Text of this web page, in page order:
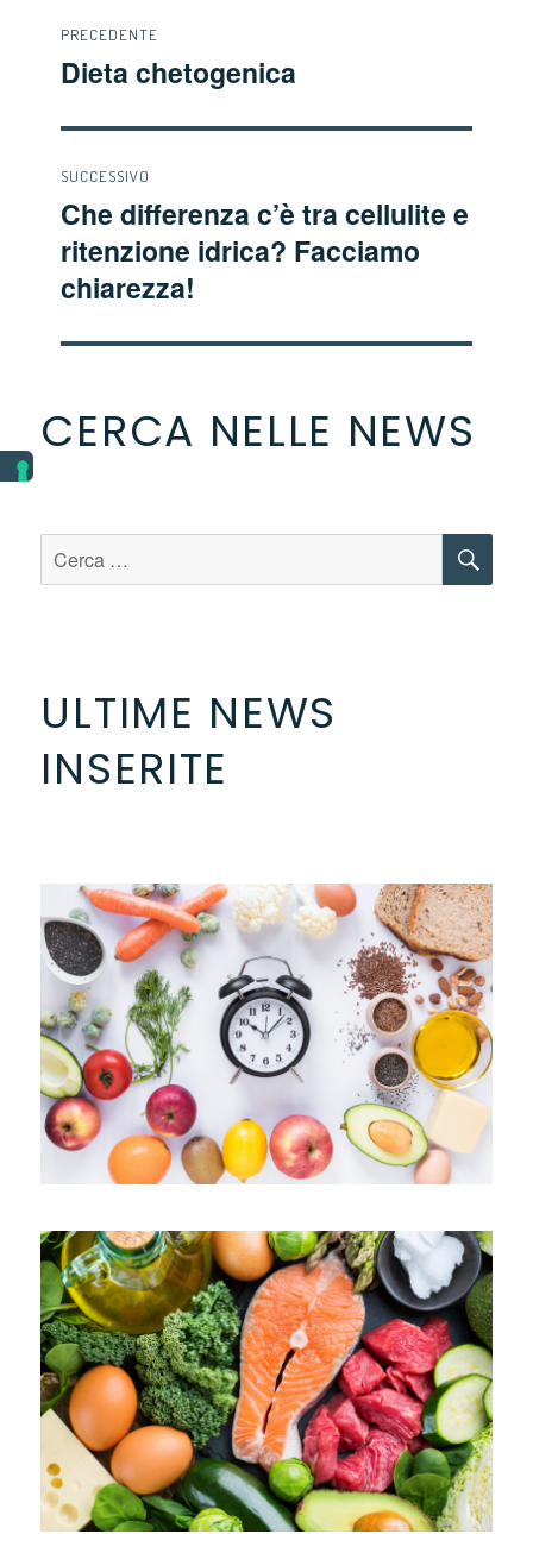
Navigazione
articoli
PRECEDENTE
Articolo
Dieta chetogenica
SUCCESSIVO
Articolo
successivo:
Che differenza c’è tra cellulite e
ritenzione idrica? Facciamo
chiarezza!
CERCA NELLE NEWS
Cerca:
ULTIME NEWS
INSERITE